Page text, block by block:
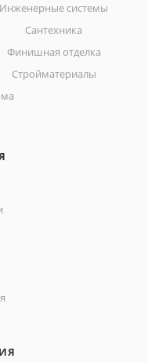
Инженерные системы
Сантехника
Финишная отделка
Стройматериалы